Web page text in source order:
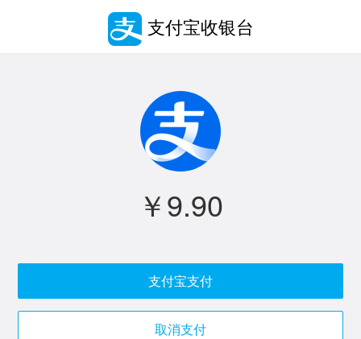
支付宝收银台
￥9.90
支付宝支付
取消支付